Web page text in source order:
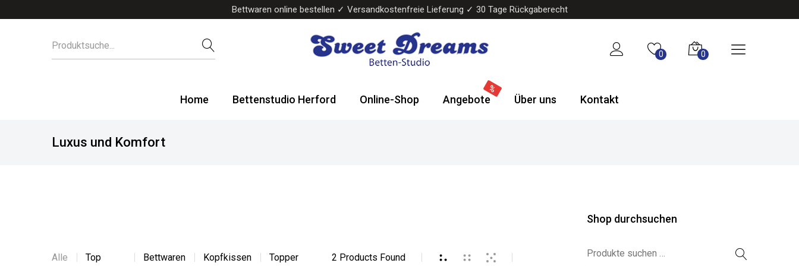
Bettwaren online bestellen ✓ Versandkostenfreie Lieferung ✓ 30 Tage Rückgaberecht
Bettenstudio
Boxspringbetten
0 0
Home Bettenstudio Herford Online-Shop Angebote Über uns Kontakt
Luxus und Komfort
Alle
Top
Bettwaren Kopfkissen Topper 2 Products Found
Shop durchsuchen
Suchen nach: